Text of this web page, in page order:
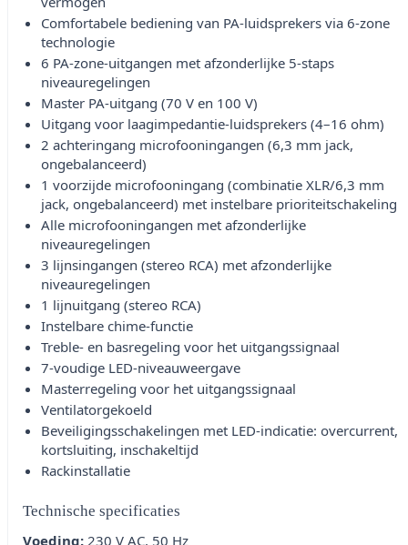
Comfortabele bediening van PA-luidsprekers via 6-zone
technologie
6 PA-zone-uitgangen met afzonderlijke 5-staps
niveauregelingen
Master PA-uitgang (70 V en 100 V)
Uitgang voor laagimpedantie-luidsprekers (4–16 ohm)
2 achteringang microfooningangen (6,3 mm jack,
ongebalanceerd)
1 voorzijde microfooningang (combinatie XLR/6,3 mm
jack, ongebalanceerd) met instelbare prioriteitschakeling
Alle microfooningangen met afzonderlijke
niveauregelingen
3 lijnsingangen (stereo RCA) met afzonderlijke
niveauregelingen
1 lijnuitgang (stereo RCA)
Instelbare chime-functie
Treble- en basregeling voor het uitgangssignaal
7-voudige LED-niveauweergave
Masterregeling voor het uitgangssignaal
Ventilatorgekoeld
Beveiligingsschakelingen met LED-indicatie: overcurrent,
kortsluiting, inschakeltijd
Rackinstallatie
Technische specificaties
Voeding: 230 V AC, 50 Hz